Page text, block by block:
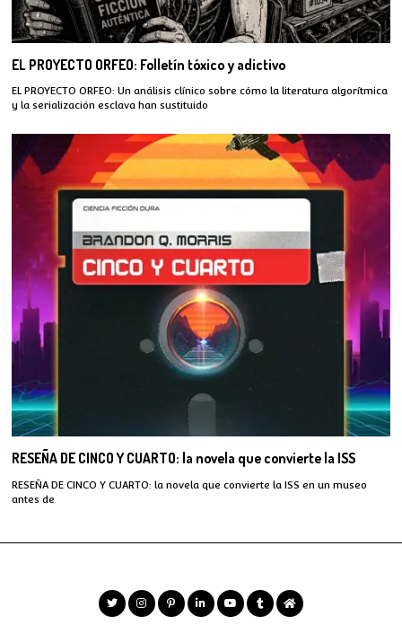
EL PROYECTO ORFEO: Folletín tóxico y adictivo
EL PROYECTO ORFEO: Un análisis clínico sobre cómo la literatura algorítmica
y la serialización esclava han sustituido
RESEÑA DE CINCO Y CUARTO: la novela que convierte la ISS
RESEÑA DE CINCO Y CUARTO: la novela que convierte la ISS en un museo
antes de